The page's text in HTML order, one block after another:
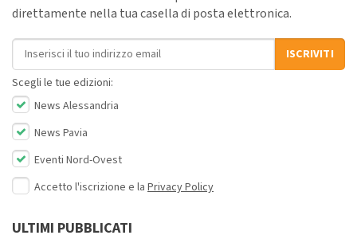
direttamente nella tua casella di posta elettronica.
Indirizzo email
ISCRIVITI
Scegli le tue edizioni:
News Alessandria
News Pavia
Eventi Nord-Ovest
Accetto l'iscrizione e la Privacy Policy
ULTIMI PUBBLICATI